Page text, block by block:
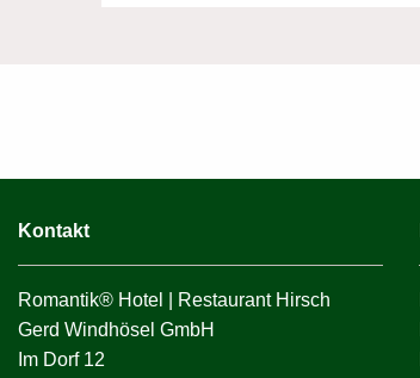
Kontakt
Romantik® Hotel | Restaurant Hirsch
Gerd Windhösel GmbH
Im Dorf 12